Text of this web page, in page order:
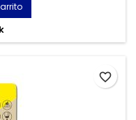
favorite_border